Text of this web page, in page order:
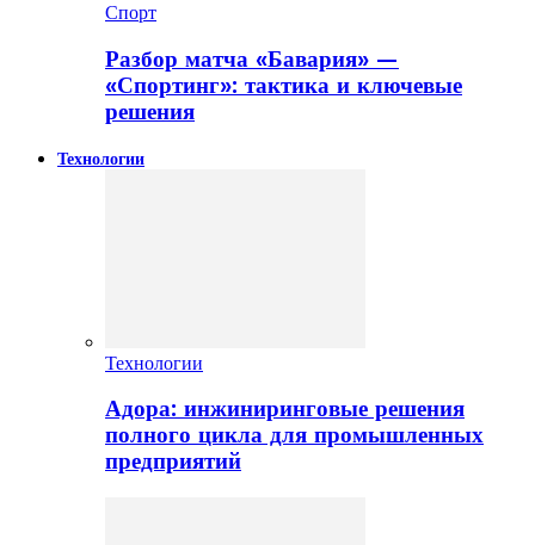
Спорт
Разбор матча «Бавария» —
«Спортинг»: тактика и ключевые
решения
Технологии
Технологии
Адора: инжиниринговые решения
полного цикла для промышленных
предприятий